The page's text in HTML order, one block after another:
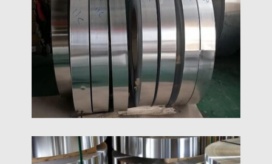
Farebne potiahnutý hliníkový pás na predaj za
najlepšiu cenu, 1050 1060 1070 1100 3003 3004
5052 dodávaný výrobcom za najnižšiu cenu
1060 Hliníkový Pásik